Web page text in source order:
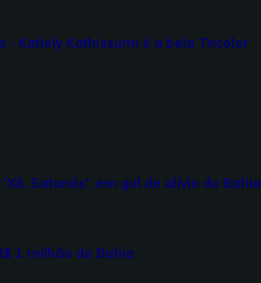
- Katiely Kathissumi é a bela Tricolor
Satanás', em gol de alívio do Bahia
1 milhão do Bahia